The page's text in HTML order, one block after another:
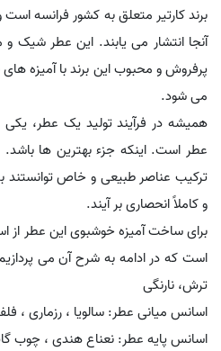
برند کارتیر متعلق به کشور فرانسه
آنجا انتشار می یابند. این عطر شیک
پرفروش و محبوب این برند با آمیزه
می شود.
همیشه در فرآیند تولید یک عطر، یکی
عطر است. اینکه جزء بهترین ها باشد.
ترکیب عناصر طبیعی و خاص
و کاملاً انحصاری بر آیند.
برای ساخت آمیزه خوشبوی این عطر از
است که در ادامه به شرح آن می
ترش، نارنگی
اسانس میانی عطر: سالویا ، رزماری ،
اسانس پایه عطر: نعناع هندی ، چوب